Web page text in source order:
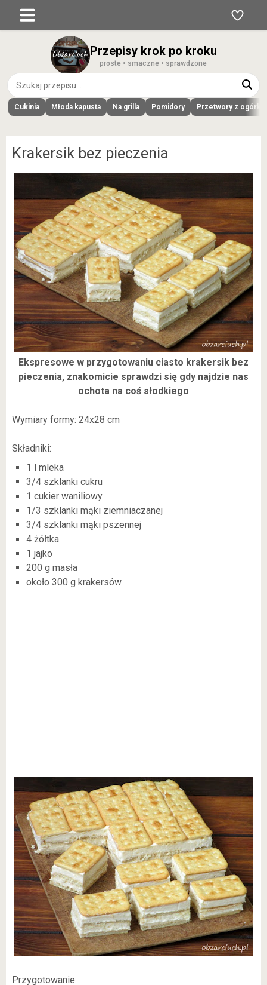
Przepisy krok po kroku
proste • smaczne • sprawdzone
Cukinia Młoda kapusta Na grilla Pomidory Przetwory z
Krakersik bez pieczenia
Ekspresowe w przygotowaniu ciasto krakersik bez
pieczenia, znakomicie sprawdzi się gdy najdzie nas
ochota na coś słodkiego
Wymiary formy: 24x28 cm
Składniki:
1 l mleka
3/4 szklanki cukru
1 cukier waniliowy
1/3 szklanki mąki ziemniaczanej
3/4 szklanki mąki pszennej
4 żółtka
1 jajko
200 g masła
około 300 g krakersów
Przygotowanie: